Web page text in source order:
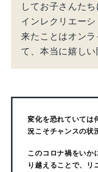
してお子さんた
インレクリエー
来たことはオン
て、本当に嬉しい
変化を恐れていては
況こそチャンスの状
このコロナ禍をいか
り越えることで、リ